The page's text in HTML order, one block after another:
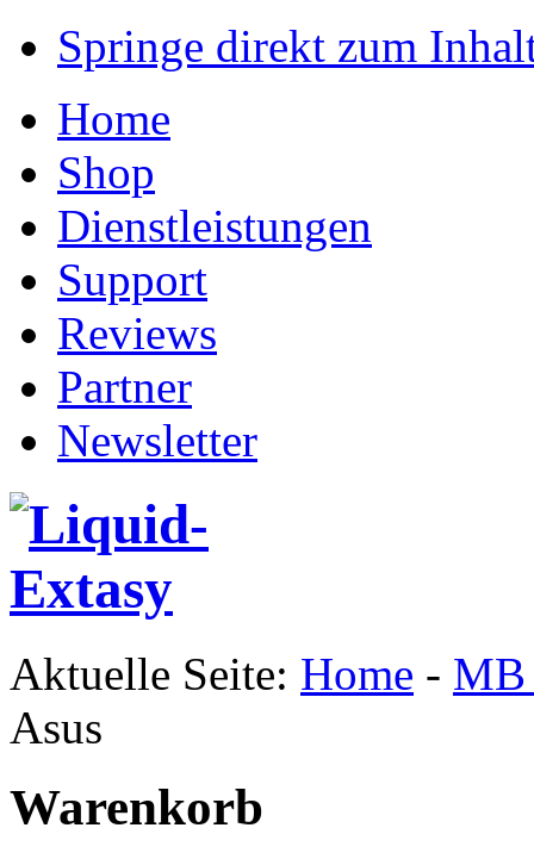
Springe direkt zum
Home
Shop
Dienstleistungen
Support
Reviews
Partner
Newsletter
Aktuelle Seite: Home - MB
Asus
Warenkorb